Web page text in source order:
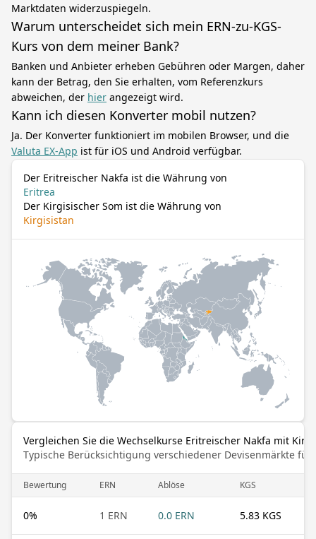
Marktdaten widerzuspiegeln.
Warum unterscheidet sich mein ERN-zu-KGS-
Kurs von dem meiner Bank?
Banken und Anbieter erheben Gebühren oder Margen, daher
kann der Betrag, den Sie erhalten, vom Referenzkurs
abweichen, der hier angezeigt wird.
Kann ich diesen Konverter mobil nutzen?
Ja. Der Konverter funktioniert im mobilen Browser, und die
Valuta EX-App ist für iOS und Android verfügbar.
Der Eritreischer Nakfa ist die Währung von
Eritrea
Der Kirgisischer Som ist die Währung von
Kirgisistan
Vergleichen Sie die Wechselkurse Eritreischer Nakfa mit
Typische Berücksichtigung verschiedener Devisenmärkte für
Bewertung ERN Ablöse KGS
0% 1 ERN 0.0 ERN 5.83 KGS